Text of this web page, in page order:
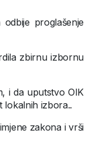
proglašenje
zbirnu izbornu
i da uputstvo OIK
lokalnih izbora..
zakona i vrši